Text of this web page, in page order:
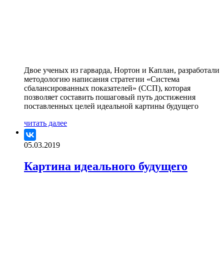
Двое ученых из гарварда, Нортон и Каплан, разработали
методологию написания стратегии «Система
сбалансированных показателей» (ССП), которая
позволяет составить пошаговый путь достижения
поставленных целей идеальной картины будущего
читать далее
05.03.2019
Картина идеального будущего